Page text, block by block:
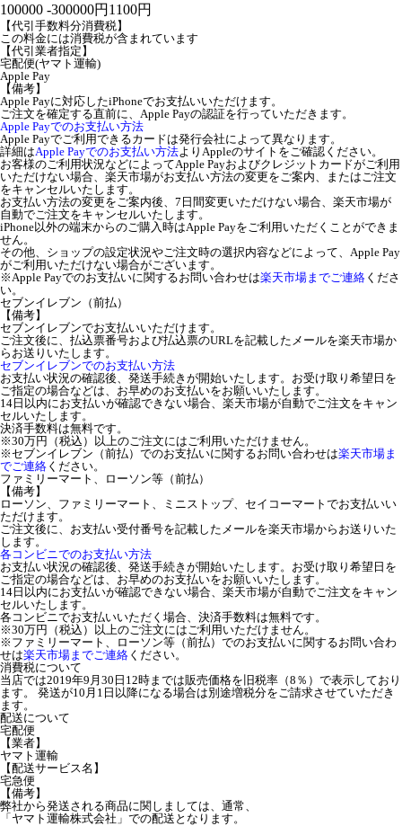
100000 -300000円 1100円
【代引手数料分消費税】
この料金には消費税が含まれています
【代引業者指定】
宅配便(ヤマト運輸)
Apple Pay
【備考】
Apple Payに対応したiPhoneでお支払いいただけます。
ご注文を確定する直前に、Apple Payの認証を行っていただきます。
Apple Payでのお支払い方法
Apple Payでご利用できるカードは発行会社によって異なります。
詳細はApple Payでのお支払い方法よりAppleのサイトをご確認ください。
お客様のご利用状況などによってApple Payおよびクレジットカードがご利用
いただけない場合、楽天市場がお支払い方法の変更をご案内、またはご注文
をキャンセルいたします。
お支払い方法の変更をご案内後、7日間変更いただけない場合、楽天市場が
自動でご注文をキャンセルいたします。
iPhone以外の端末からのご購入時はApple Payをご利用いただくことができま
せん。
その他、ショップの設定状況やご注文時の選択内容などによって、Apple Pay
がご利用いただけない場合がございます。
※Apple Payでのお支払いに関するお問い合わせは楽天市場までご連絡 くださ
い。
セブンイレブン（前払）
【備考】
セブンイレブンでお支払いいただけます。
ご注文後に、払込票番号および払込票のURLを記載したメールを楽天市場か
らお送りいたします。
セブンイレブンでのお支払い方法
お支払い状況の確認後、発送手続きが開始いたします。お受け取り希望日を
ご指定の場合などは、お早めのお支払いをお願いいたします。
14日以内にお支払いが確認できない場合、楽天市場が自動でご注文をキャン
セルいたします。
決済手数料は無料です。
※30万円（税込）以上のご注文にはご利用いただけません。
※セブンイレブン（前払）でのお支払いに関するお問い合わせは楽天市場ま
でご連絡 ください。
ファミリーマート、ローソン等（前払）
【備考】
ローソン、ファミリーマート、ミニストップ、セイコーマートでお支払いい
ただけます。
ご注文後に、お支払い受付番号を記載したメールを楽天市場からお送りいた
します。
各コンビニでのお支払い方法
お支払い状況の確認後、発送手続きが開始いたします。お受け取り希望日を
ご指定の場合などは、お早めのお支払いをお願いいたします。
14日以内にお支払いが確認できない場合、楽天市場が自動でご注文をキャン
セルいたします。
各コンビニでお支払いいただく場合、決済手数料は無料です。
※30万円（税込）以上のご注文にはご利用いただけません。
※ファミリーマート、ローソン等（前払）でのお支払いに関するお問い合わ
せは楽天市場までご連絡 ください。
消費税について
当店では2019年9月30日12時までは販売価格を旧税率（8％）で表示しており
ます。 発送が10月1日以降になる場合は別途増税分をご請求させていただき
ます。
配送について
宅配便
【業者】
ヤマト運輸
【配送サービス名】
宅急便
【備考】
弊社から発送される商品に関しましては、通常、
「ヤマト運輸株式会社」での配送となります。